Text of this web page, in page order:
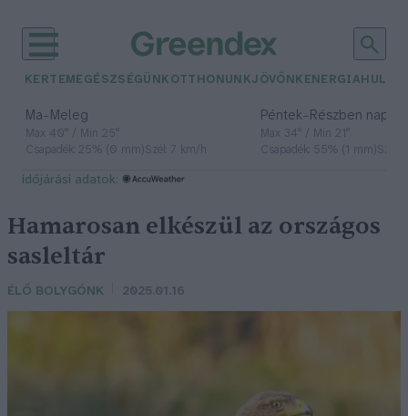
KERTEM EGÉSZSÉGÜNK OTTHONUNKJÖVŐNK ENERGIA
Ma– Meleg
Max 40° / Min 25°
Csapadék: 25% (0 mm)Szél: 7 km/h
Péntek– Részben
Max 34° / Min 21°
Csapadék: 55% (1 mm)Szél:
időjárási adatok:
Hamarosan elkészül az országos
sasleltár
ÉLŐ BOLYGÓNK 2025.01.16